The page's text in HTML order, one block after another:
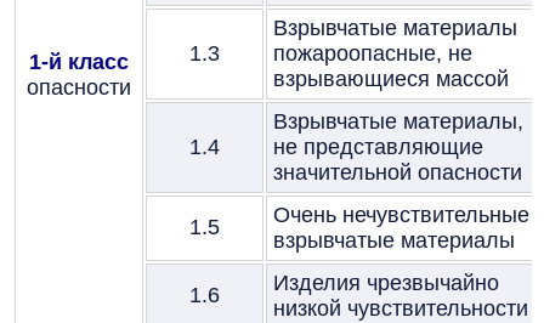
1-й класс
опасности
1.3
Взрывчатые материалы
пожароопасные, не
взрывающиеся массой
1.4
Взрывчатые материалы,
не представляющие
значительной опасности
1.5
Очень нечувствительные
взрывчатые материалы
1.6
Изделия чрезвычайно
низкой чувствительности